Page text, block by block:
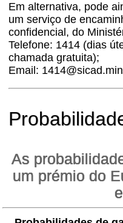
Em alternativa, pode
um serviço de
confidencial, do
Telefone: 1414 (dias
chamada gratuita);
Email:
As
um prémio do